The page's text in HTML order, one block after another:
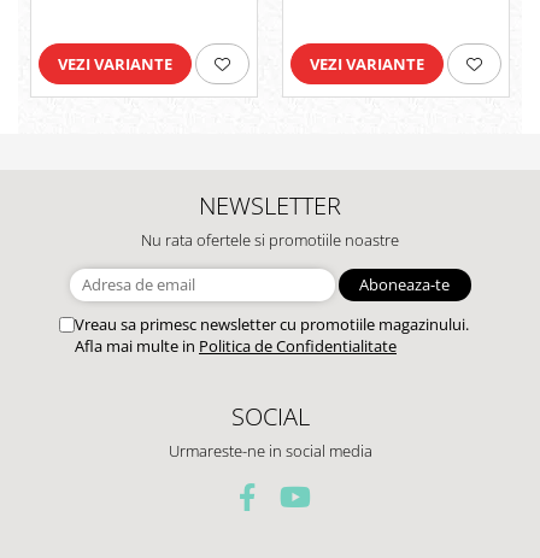
VEZI VARIANTE VEZI VARIANTE
NEWSLETTER
Nu rata ofertele si promotiile noastre
Vreau sa primesc newsletter cu promotiile magazinului.
Afla mai multe in Politica de Confidentialitate
SOCIAL
Urmareste-ne in social media